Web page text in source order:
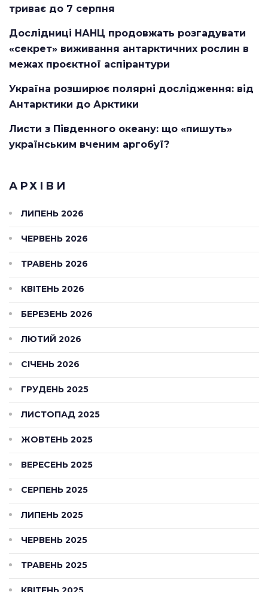
триває до 7 серпня
Дослідниці НАНЦ продовжать розгадувати
«секрет» виживання антарктичних рослин в
межах проєктної аспірантури
Україна розширює полярні дослідження: від
Антарктики до Арктики
Листи з Південного океану: що «пишуть»
українським вченим аргобуї?
АРХІВИ
ЛИПЕНЬ 2026
ЧЕРВЕНЬ 2026
ТРАВЕНЬ 2026
КВІТЕНЬ 2026
БЕРЕЗЕНЬ 2026
ЛЮТИЙ 2026
СІЧЕНЬ 2026
ГРУДЕНЬ 2025
ЛИСТОПАД 2025
ЖОВТЕНЬ 2025
ВЕРЕСЕНЬ 2025
СЕРПЕНЬ 2025
ЛИПЕНЬ 2025
ЧЕРВЕНЬ 2025
ТРАВЕНЬ 2025